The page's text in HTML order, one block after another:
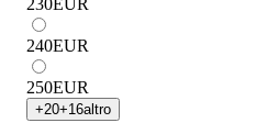
240EUR
250EUR
+20+16altro